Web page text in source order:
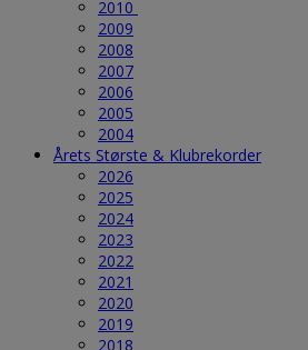
2010
2009
2008
2007
2006
2005
2004
Årets Største & Klubrekorder
2026
2025
2024
2023
2022
2021
2020
2019
2018